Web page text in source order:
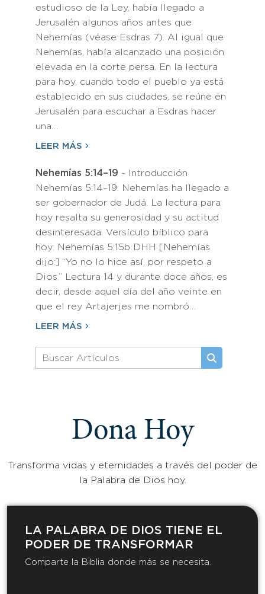
estudioso de la Ley, había llegado a
Jerusalén algunos años antes que
Nehemías (véase Esdras 7). Al igual que
Nehemías, había alcanzado una posición
elevada en la corte persa. En la lectura
para hoy, cuando todo el pueblo ya está
establecido en sus ciudades, se reúne en
Jerusalén para escuchar a Esdras hacer
una…
LEER MÁS
Nehemías 5:14–19 - Introducción
Nehemías 5:14–19: Nehemías ha llegado a
ser gobernador de Judá. La lectura para
hoy resalta su generosidad y su actitud
desinteresada. Versículo bíblico para
hoy: Nehemías 5:15b DHH [Nehemías
dijo:] “Yo no lo hice así, por respeto a
Dios.” Lectura 14 y durante doce años, es
decir, desde aquel día del año veinte en
que el rey Artajerjes me nombró…
LEER MÁS
Dona Hoy
Transforma vidas y eternidades a través del poder de
la Palabra de Dios hoy.
LA PALABRA DE DIOS TIENE EL
PODER DE TRANSFORMAR​
Comparte la Biblia donde más se necesita.